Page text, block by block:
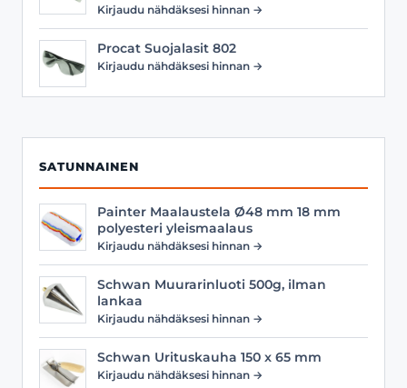
Kirjaudu nähdäksesi hinnan →
Procat Suojalasit 802
Kirjaudu nähdäksesi hinnan →
SATUNNAINEN
Painter Maalaustela Ø48 mm 18 mm
polyesteri yleismaalaus
Kirjaudu nähdäksesi hinnan →
Schwan Muurarinluoti 500g, ilman
lankaa
Kirjaudu nähdäksesi hinnan →
Schwan Urituskauha 150 x 65 mm
Kirjaudu nähdäksesi hinnan →